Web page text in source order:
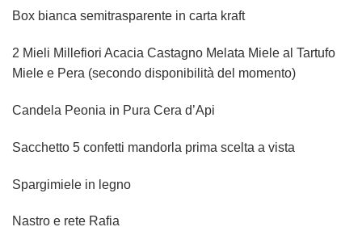
Box bianca semitrasparente in carta kraft
2 Mieli Millefiori Acacia Castagno Melata Miele al Tartufo
Miele e Pera (secondo disponibilità del momento)
Candela Peonia in Pura Cera d’Api
Sacchetto 5 confetti mandorla prima scelta a vista
Spargimiele in legno
Nastro e rete Rafia